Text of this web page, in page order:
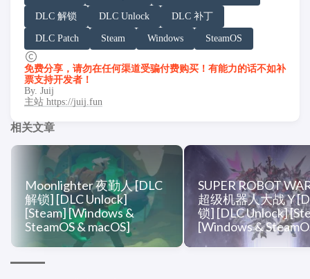
你看到的内容可能由第三方 AI 基于「非线性列车」文章
「非线性列车」原文链接：https://h.juij.fun/game/last-
DLC 解锁 DLC Unlock DLC 补丁
DLC Patch Steam Windows SteamOS
免费分享，请勿在任何渠道受骗付费购买！有能力的话不如补
票支持开发者！
By. Juij
主站 https://juij.fun
相关文章
Moonlighter 夜勤人 [DLC
解锁] [DLC Unlock]
[Steam] [Windows &
SteamOS & macOS]
SUPER ROBOT
超级机器人大战 Y
锁] [DLC Unlock]
[Windows &